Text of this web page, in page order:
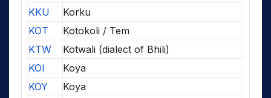
KKU
Korku
KOT
Kotokoli / Tem
KTW
Kotwali (dialect of Bhili)
KOI
Koya
KOY
Koya